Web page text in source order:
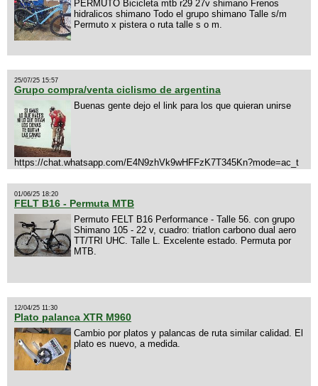
PERMUTO Bicicleta mtb r29 27v shimano Frenos
hidralicos shimano Todo el grupo shimano Talle s/m
Permuto x pistera o ruta talle s o m.
25/07/25 15:57
Grupo compra/venta ciclismo de argentina
Buenas gente dejo el link para los que quieran unirse
https://chat.whatsapp.com/E4N9zhVk9wHFFzK7T345Kn?mode=ac_t
01/06/25 18:20
FELT B16 - Permuta MTB
Permuto FELT B16 Performance - Talle 56. con grupo
Shimano 105 - 22 v, cuadro: triatlon carbono dual aero
TT/TRI UHC. Talle L. Excelente estado. Permuta por
MTB.
12/04/25 11:30
Plato palanca XTR M960
Cambio por platos y palancas de ruta similar calidad. El
plato es nuevo, a medida.